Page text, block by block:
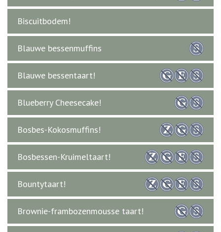
Biscuitbodem!
Blauwe bessenmuffins
Blauwe bessentaart!
Blueberry Cheesecake!
Bosbes-Kokosmuffins!
Bosbessen-Kruimeltaart!
Bountytaart!
Brownie-frambozenmousse taart!